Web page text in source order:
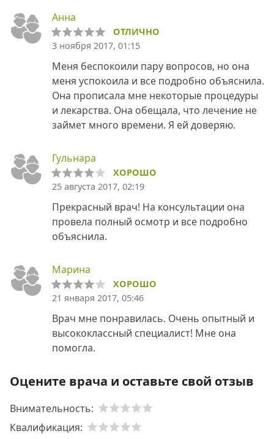
Анна
ОТЛИЧНО
3 ноября 2017, 01:15
Меня беспокоили пару вопросов, но она
меня успокоила и все подробно объяснила.
Она прописала мне некоторые процедуры
и лекарства. Она обещала, что лечение не
займет много времени. Я ей доверяю.
Гульнара
ХОРОШО
25 августа 2017, 02:19
Прекрасный врач! На консультации она
провела полный осмотр и все подробно
объяснила.
Марина
ХОРОШО
21 января 2017, 05:46
Врач мне понравилась. Очень опытный и
высококлассный специалист! Мне она
помогла.
Оцените врача и оставьте свой отзыв
Внимательность:
Квалификация: